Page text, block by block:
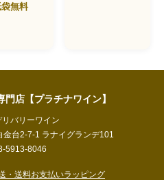
無料
店【プラチナワイン】
バリーワイン
台2-7-1 ラナイグランデ101
5913-8046
・送料お支払いラッピング